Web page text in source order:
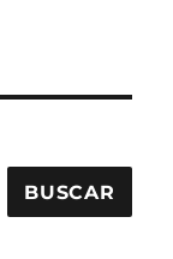
BUSCAR